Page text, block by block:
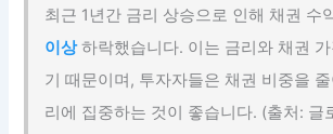
최근 1년간 금리 상승으로 인해 채권 수
이상하락했습니다. 이는 금리와 채권 가
기 때문이며, 투자자들은 채권 비중을
리에 집중하는 것이 좋습니다. (출처: 글